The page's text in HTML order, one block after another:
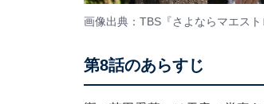
画像出典：TBS『さよならマエス
第8話のあらすじ